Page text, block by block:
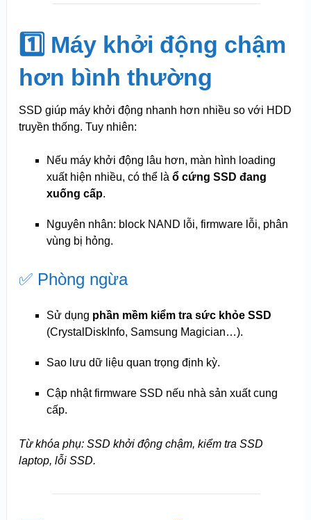
1️⃣ Máy khởi động chậm
hơn bình thường
SSD giúp máy khởi động nhanh hơn nhiều so với HDD
truyền thống. Tuy nhiên:
Nếu máy khởi động lâu hơn, màn hình loading
xuất hiện nhiều, có thể là ổ cứng SSD đang
xuống cấp.
Nguyên nhân: block NAND lỗi, firmware lỗi, phân
vùng bị hỏng.
✅ Phòng ngừa
Sử dụng phần mềm kiểm tra sức khỏe SSD
(CrystalDiskInfo, Samsung Magician…).
Sao lưu dữ liệu quan trọng định kỳ.
Cập nhật firmware SSD nếu nhà sản xuất cung
cấp.
Từ khóa phụ: SSD khởi động chậm, kiểm tra SSD
laptop, lỗi SSD.